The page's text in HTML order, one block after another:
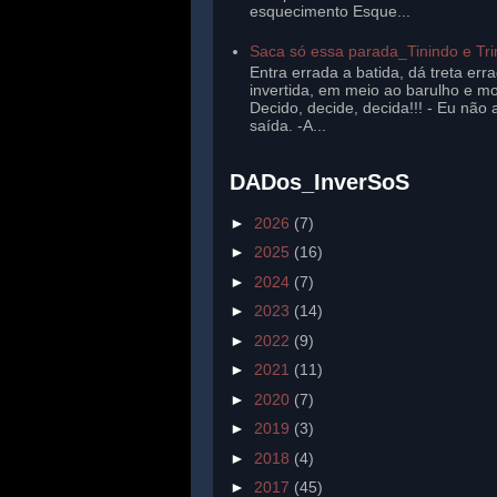
esquecimento Esque...
Saca só essa parada_Tinindo e
Entra errada a batida, dá treta
invertida, em meio ao barulho e
Decido, decide, decida!!! - Eu não
saída. -A...
DADos_InverSoS
► 2026 (7)
► 2025 (16)
► 2024 (7)
► 2023 (14)
► 2022 (9)
► 2021 (11)
► 2020 (7)
► 2019 (3)
► 2018 (4)
► 2017 (45)